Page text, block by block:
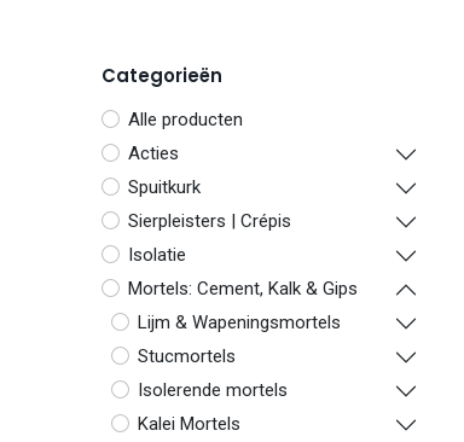
Categorieën
Alle producten
Acties
Spuitkurk
Sierpleisters | Crépis
Isolatie
Mortels: Cement, Kalk & Gips
Lijm & Wapeningsmortels
Stucmortels
Isolerende mortels
Kalei Mortels